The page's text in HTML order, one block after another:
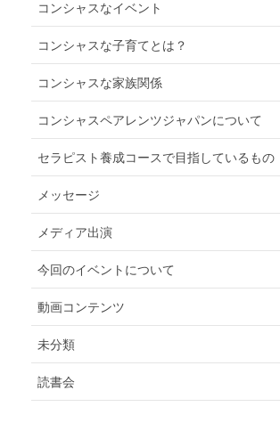
コンシャスなイベント
コンシャスな子育てとは？
コンシャスな家族関係
コンシャスペアレンツジャパンについて
セラピスト養成コースで目指しているもの
メッセージ
メディア出演
今回のイベントについて
動画コンテンツ
未分類
読書会